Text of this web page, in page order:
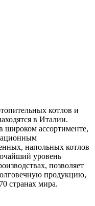
котлов и
в Италии.
широком ассортименте,
напольных котлов
уровень
позволяет
продукцию,
странах мира.